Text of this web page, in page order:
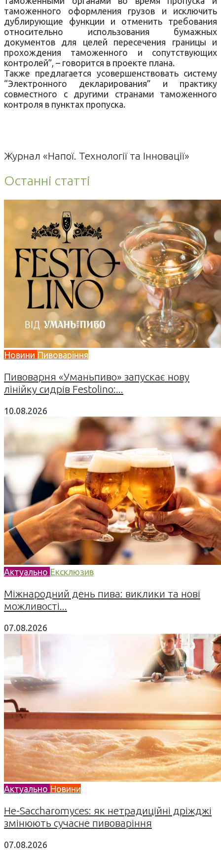
таможенного оформления грузов и исключить
дублирующие функции и отменить требования
относительно использования бумажных
документов для целей пересечения границы и
прохождения таможенного и сопутствующих
контролей”, – говорится в проекте плана.
Также предлагается усовершенствовать систему
“Электронного декларирования” и практику
совместного с другими странами таможенного
контроля в пунктах пропуска.
Журнал «Напої. Технології та Інновації»
Останні статті
Новини Пивоваріння
Пивоварня «Уманьпиво» запускає нову
лінійку сидрів Festolino:...
10.08.2026
Актуально Ексклюзив
Міжнародний день пива: виклики та нові
можливості...
07.08.2026
Актуально Новини
Не-Saccharomyces: як нетрадиційні дріжджі
змінюють сучасне пивоваріння
07.08.2026